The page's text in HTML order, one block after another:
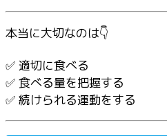
本当に大切なのは👇
✅ 適切に食べる
✅ 食べる量を把握する
✅ 続けられる運動をする